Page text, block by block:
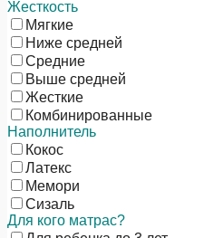
Жесткость
Мягкие
Ниже средней
Средние
Выше средней
Жесткие
Комбинированные
Наполнитель
Кокос
Латекс
Мемори
Сизаль
Для кого матрас?